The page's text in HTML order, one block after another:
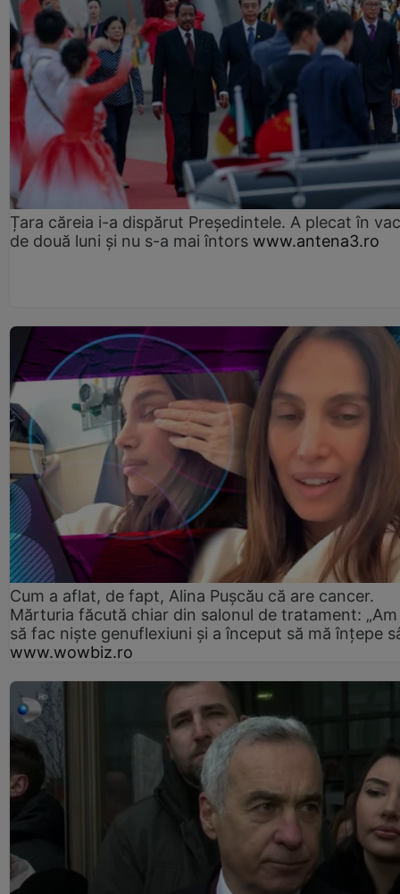
Țara căreia i-a dispărut Președintele. A plecat în
de două luni și nu s-a mai întors www.antena3.ro
Cum a aflat, de fapt, Alina Pușcău că are cancer.
Mărturia făcută chiar din salonul de tratament:
să fac niște genuflexiuni și a început să mă înțepe
www.wowbiz.ro